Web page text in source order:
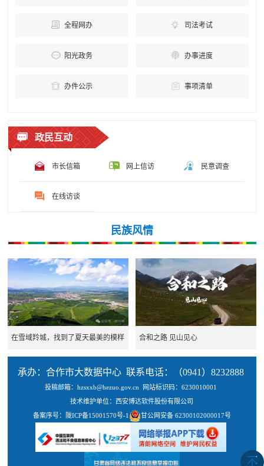
全程网办 司法考试
阳光政务 办事进度
办件公示 事项清单
政民互动
市长信箱 网上信访 民意调查
在线访谈
民族风情
在雪域羚城，找到了夏天最美的模样 合和之路 见山见心
承办：合作市大数据中心 联系电话：（0941）8232888
投稿邮箱：hzsxxb@hezuo.gov.cn 网站标识码：6230010001
技术维护单位：西安博达软件股份有限公司
备案序号：
陇ICP备15001570号-1 甘公网安备 62300102000017号